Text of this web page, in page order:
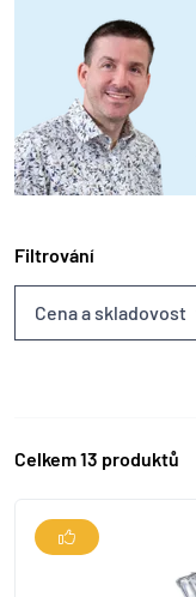
Filtrování
Cena a skladovost
Celkem 13 produktů